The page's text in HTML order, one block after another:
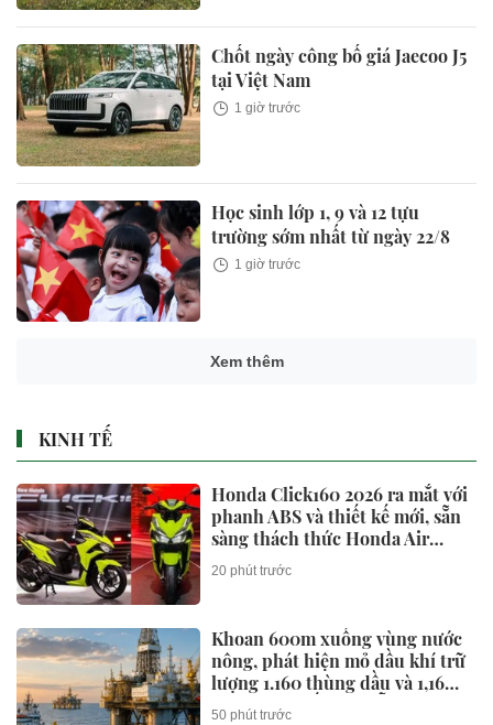
Chốt ngày công bố giá Jaecoo J5
tại Việt Nam
1 giờ trước
Học sinh lớp 1, 9 và 12 tựu
trường sớm nhất từ ngày 22/8
1 giờ trước
Xem thêm
KINH TẾ
Honda Click160 2026 ra mắt với
phanh ABS và thiết kế mới, sẵn
sàng thách thức Honda Air
Blade và Yamaha NVX
20 phút trước
Khoan 600m xuống vùng nước
nông, phát hiện mỏ dầu khí trữ
lượng 1.160 thùng dầu và 1,16
triệu mét khối khí mỗi ngày
50 phút trước